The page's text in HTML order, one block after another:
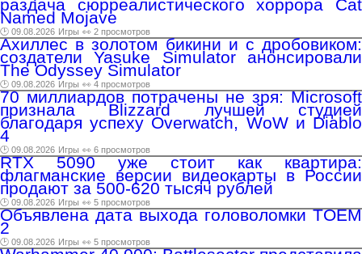
раздача сюрреалистического хоррора Cat
Named Mojave
🕑 09.08.2026 Игры 👀 2 просмотров
Ахиллес в золотом бикини и с дробовиком:
создатели Yasuke Simulator анонсировали
The Odyssey Simulator
🕑 09.08.2026 Игры 👀 4 просмотров
70 миллиардов потрачены не зря: Microsoft
признала Blizzard лучшей студией
благодаря успеху Overwatch, WoW и Diablo
4
🕑 09.08.2026 Игры 👀 6 просмотров
RTX 5090 уже стоит как квартира:
флагманские версии видеокарты в России
продают за 500-620 тысяч рублей
🕑 09.08.2026 Игры 👀 5 просмотров
Объявлена дата выхода головоломки TOEM
2
🕑 09.08.2026 Игры 👀 5 просмотров